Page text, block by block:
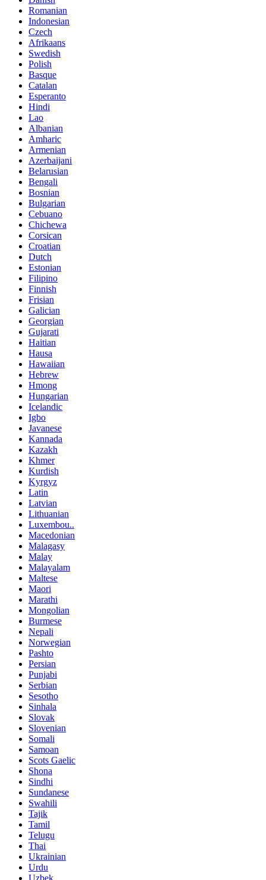
Romanian
Indonesian
Czech
Afrikaans
Swedish
Polish
Basque
Catalan
Esperanto
Hindi
Lao
Albanian
Amharic
Armenian
Azerbaijani
Belarusian
Bengali
Bosnian
Bulgarian
Cebuano
Chichewa
Corsican
Croatian
Dutch
Estonian
Filipino
Finnish
Frisian
Galician
Georgian
Gujarati
Haitian
Hausa
Hawaiian
Hebrew
Hmong
Hungarian
Icelandic
Igbo
Javanese
Kannada
Kazakh
Khmer
Kurdish
Kyrgyz
Latin
Latvian
Lithuanian
Luxembou..
Macedonian
Malagasy
Malay
Malayalam
Maltese
Maori
Marathi
Mongolian
Burmese
Nepali
Norwegian
Pashto
Persian
Punjabi
Serbian
Sesotho
Sinhala
Slovak
Slovenian
Somali
Samoan
Scots Gaelic
Shona
Sindhi
Sundanese
Swahili
Tajik
Tamil
Telugu
Thai
Ukrainian
Urdu
Uzbek